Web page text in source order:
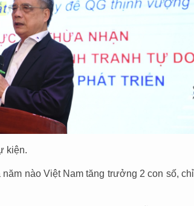
kiện.
nào Việt Nam tăng trưởng 2 con số, chỉ